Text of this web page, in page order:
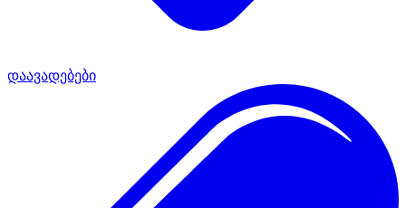
დაავადებები